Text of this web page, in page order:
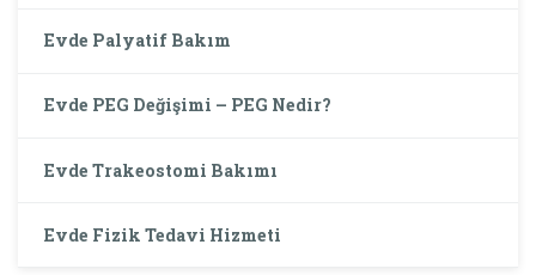
Evde Palyatif Bakım
Evde PEG Değişimi – PEG Nedir?
Evde Trakeostomi Bakımı
Evde Fizik Tedavi Hizmeti